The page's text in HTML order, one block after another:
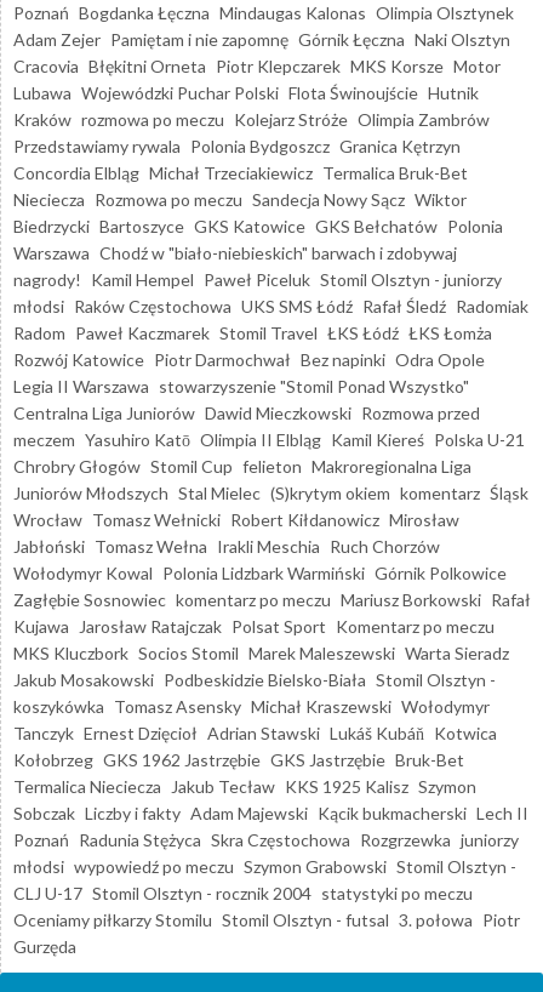
Poznań Bogdanka Łęczna Mindaugas Kalonas Olimpia Olsztynek
Adam Zejer Pamiętam i nie zapomnę Górnik Łęczna Naki Olsztyn
Cracovia Błękitni Orneta Piotr Klepczarek MKS Korsze Motor
Lubawa Wojewódzki Puchar Polski Flota Świnoujście Hutnik
Kraków rozmowa po meczu Kolejarz Stróże Olimpia Zambrów
Przedstawiamy rywala Polonia Bydgoszcz Granica Kętrzyn
Concordia Elbląg Michał Trzeciakiewicz Termalica Bruk-Bet
Nieciecza Rozmowa po meczu Sandecja Nowy Sącz Wiktor
Biedrzycki Bartoszyce GKS Katowice GKS Bełchatów Polonia
Warszawa Chodź w "biało-niebieskich" barwach i zdobywaj
nagrody!
Kamil Hempel Paweł Piceluk Stomil Olsztyn - juniorzy
młodsi Raków Częstochowa UKS SMS Łódź Rafał Śledź Radomiak
Radom Paweł Kaczmarek Stomil Travel ŁKS Łódź ŁKS Łomża
Rozwój Katowice Piotr Darmochwał Bez napinki Odra Opole
Legia II Warszawa stowarzyszenie "Stomil Ponad Wszystko"
Centralna Liga Juniorów Dawid Mieczkowski Rozmowa przed
meczem Yasuhiro Katō Olimpia II Elbląg Kamil Kiereś Polska U-21
Chrobry Głogów Stomil Cup felieton Makroregionalna Liga
Juniorów Młodszych Stal Mielec (S)krytym okiem komentarz Śląsk
Wrocław Tomasz Wełnicki Robert Kiłdanowicz Mirosław
Jabłoński Tomasz Wełna Irakli Meschia Ruch Chorzów
Wołodymyr Kowal Polonia Lidzbark Warmiński Górnik Polkowice
Zagłębie Sosnowiec komentarz po meczu Mariusz Borkowski Rafał
Kujawa
Jarosław Ratajczak Polsat Sport Komentarz po meczu
MKS Kluczbork Socios Stomil Marek Maleszewski Warta Sieradz
Jakub Mosakowski Podbeskidzie Bielsko-Biała Stomil Olsztyn -
koszykówka Tomasz Asensky Michał Kraszewski Wołodymyr
Tanczyk Ernest Dzięcioł Adrian Stawski Lukáš Kubáň Kotwica
Kołobrzeg GKS 1962 Jastrzębie GKS Jastrzębie Bruk-Bet
Termalica Nieciecza
Jakub Tecław KKS 1925 Kalisz Szymon
Sobczak Liczby i fakty Adam Majewski Kącik bukmacherski Lech II
Poznań Radunia Stężyca Skra Częstochowa Rozgrzewka juniorzy
młodsi wypowiedź po meczu Szymon Grabowski Stomil Olsztyn -
CLJ U-17 Stomil Olsztyn - rocznik 2004 statystyki po meczu
Oceniamy piłkarzy Stomilu Stomil Olsztyn - futsal 3. połowa Piotr
Gurzęda